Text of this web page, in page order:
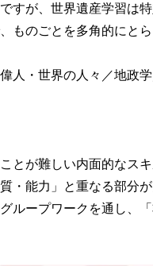
すが、世界遺産学習は
ものごとを多角的にと
人・世界の人々／地政
とが難しい内面的なス
・能力」と重なる部分
ループワークを通し、